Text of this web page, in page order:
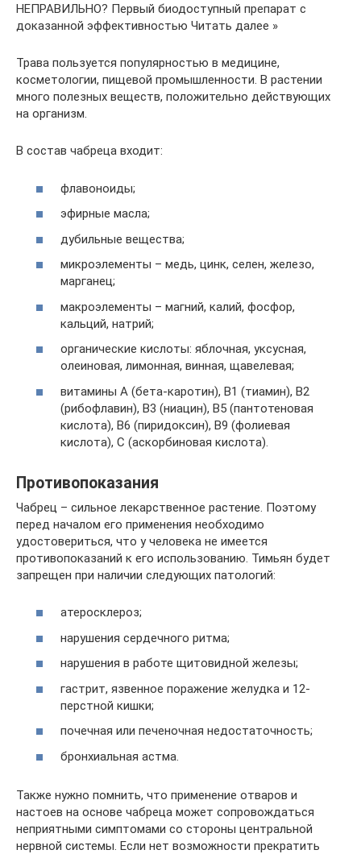
НЕПРАВИЛЬНО? Первый биодоступный препарат с
доказанной эффективностью Читать далее »
Трава пользуется популярностью в медицине,
косметологии, пищевой промышленности. В растении
много полезных веществ, положительно действующих
на организм.
В состав чабреца входит:
флавоноиды;
эфирные масла;
дубильные вещества;
микроэлементы – медь, цинк, селен, железо,
марганец;
макроэлементы – магний, калий, фосфор,
кальций, натрий;
органические кислоты: яблочная, уксусная,
олеиновая, лимонная, винная, щавелевая;
витамины А (бета-каротин), В1 (тиамин), В2
(рибофлавин), В3 (ниацин), В5 (пантотеновая
кислота), В6 (пиридоксин), В9 (фолиевая
кислота), С (аскорбиновая кислота).
Противопоказания
Чабрец – сильное лекарственное растение. Поэтому
перед началом его применения необходимо
удостовериться, что у человека не имеется
противопоказаний к его использованию. Тимьян будет
запрещен при наличии следующих патологий:
атеросклероз;
нарушения сердечного ритма;
нарушения в работе щитовидной железы;
гастрит, язвенное поражение желудка и 12-
перстной кишки;
почечная или печеночная недостаточность;
бронхиальная астма.
Также нужно помнить, что применение отваров и
настоев на основе чабреца может сопровождаться
неприятными симптомами со стороны центральной
нервной системы. Если нет возможности прекратить